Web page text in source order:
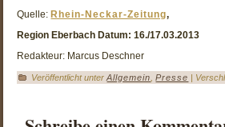
Quelle:Rhein-Neckar-Zeitung,
Region EberbachDatum: 16./17.03.2013
Redakteur: Marcus Deschner
Veröffentlicht unter Allgemein ,Presse |